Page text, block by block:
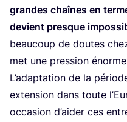
grandes chaînes en
devient presque
beau­coup de doutes
met une pres­sion
L’a­dap­ta­tion de la
exten­sion dans toute
occa­sion d’ai­der ces